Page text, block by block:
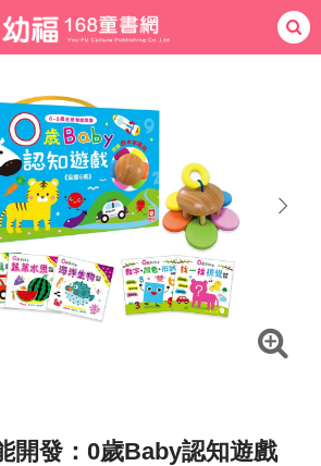
熱門：忍者兔 ㄅㄆㄇ學習
手指按按拼圖練習本
3D立體書
繪本讀本
0-3歲
next
開發：0歲Baby認知遊戲